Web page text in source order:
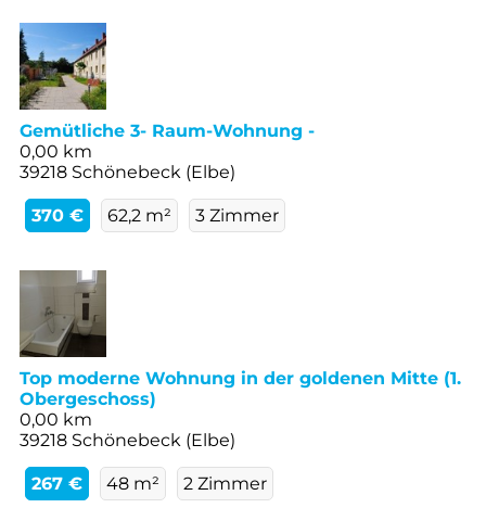
Gemütliche 3- Raum-Wohnung -
0,00 km
39218 Schönebeck (Elbe)
370 € 62,2 m² 3 Zimmer
Top moderne Wohnung in der goldenen Mitte (1.
Obergeschoss)
0,00 km
39218 Schönebeck (Elbe)
267 € 48 m² 2 Zimmer